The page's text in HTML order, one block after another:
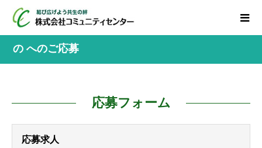
の へのご応募
応募フォーム
応募求人